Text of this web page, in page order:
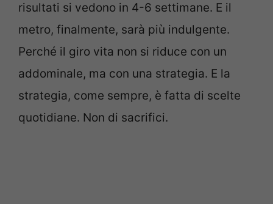
risultati si vedono in 4-6 settimane. E il
metro, finalmente, sarà più indulgente.
Perché il giro vita non si riduce con un
addominale, ma con una strategia. E la
strategia, come sempre, è fatta di scelte
quotidiane. Non di sacrifici.